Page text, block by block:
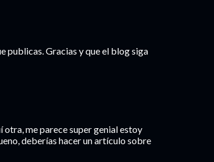
publicas. Gracias y que el blog siga
me parece super genial estoy
deberías hacer un artículo sobre